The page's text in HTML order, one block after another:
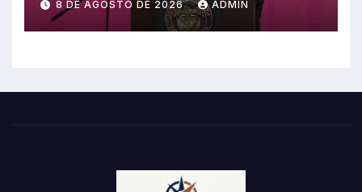
valores
8 DE AGOSTO DE 2026 ADMIN